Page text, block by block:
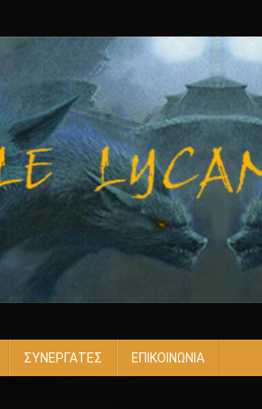
ΣΥΝΕΡΓΑΤΕΣ ΕΠΙΚΟΙΝΩΝΙΑ